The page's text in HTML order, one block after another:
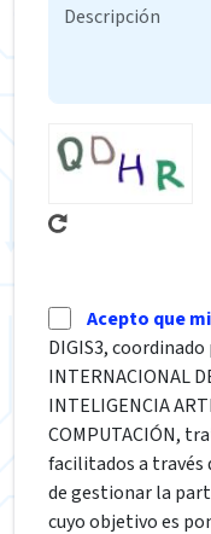
Acepto que
DIGIS3,
INTERNACIONAL
INTELIGENCIA
COMPUTACIÓN,
facilitados a través
de gestionar la
cuyo objetivo es